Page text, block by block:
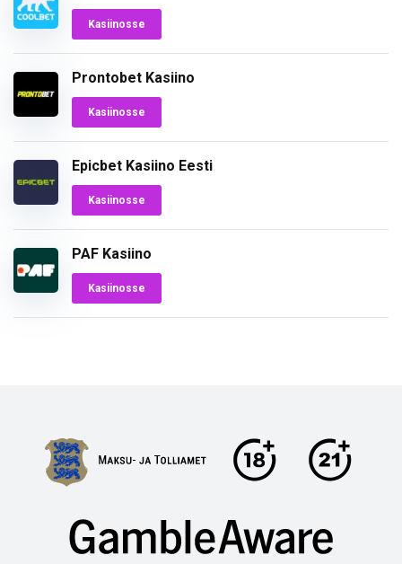
Kasiinosse
Prontobet Kasiino
Kasiinosse
Epicbet Kasiino Eesti
Kasiinosse
PAF Kasiino
Kasiinosse